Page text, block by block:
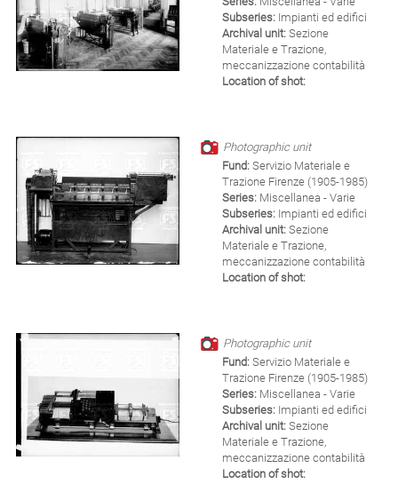
Subseries: Impianti ed edifici
Archival unit: Sezione
Materiale e Trazione,
meccanizzazione contabilità
Location of shot:
Photographic unit
Fund: Servizio Materiale e
Trazione Firenze (1905-1985)
Series: Miscellanea - Varie
Subseries: Impianti ed edifici
Archival unit: Sezione
Materiale e Trazione,
meccanizzazione contabilità
Location of shot:
Photographic unit
Fund: Servizio Materiale e
Trazione Firenze (1905-1985)
Series: Miscellanea - Varie
Subseries: Impianti ed edifici
Archival unit: Sezione
Materiale e Trazione,
meccanizzazione contabilità
Location of shot: